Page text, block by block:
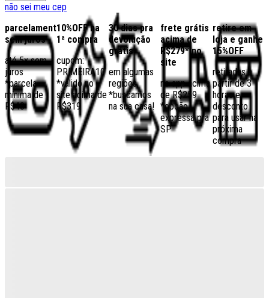
não sei meu cep
parcelamento
sem juros
até 5x sem
juros
*parcela
mínima de
R$40
10%OFF na
1ª compra
cupom:
PRIMEIRA10
*válido no
site acima de
R$319
30 dias pra
devolução
grátis
em algumas
regiões,
*buscamos
na sua casa!
frete grátis
acima de
R$279* no
site
no app acima
de R$259
*opção
expressa pra
SP
retire em
loja e ganhe
15%OFF
retiradas a
partir de 3
horas e
desconto
para usar na
próxima
compra